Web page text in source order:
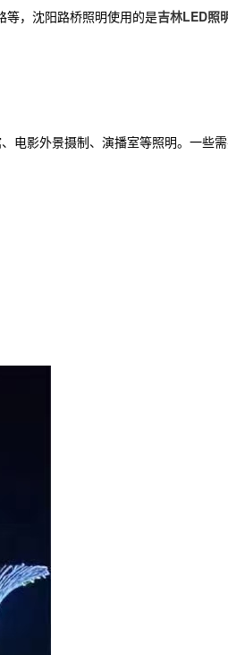
等，沈阳路桥照明使用的是吉林LED照
影外景摄制、演播室等照明。一些